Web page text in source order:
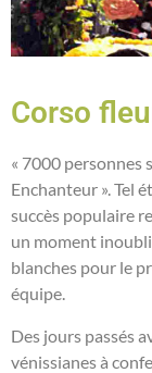
Corso
« 7000 personnes
Enchanteur ». Tel
succès populaire
un moment
blanches pour le
équipe.
Des jours passés
vénissianesà